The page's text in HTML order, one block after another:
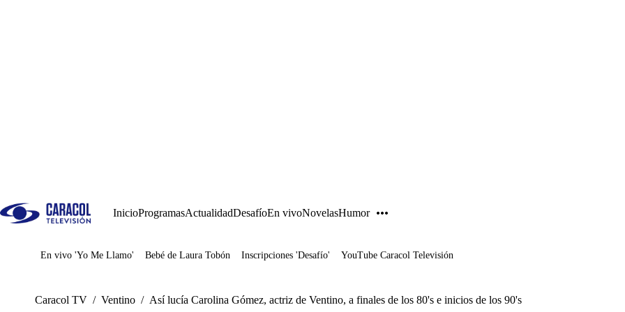
InicioProgramasActualidadDesafíoEn vivoNovelasHumor
Juegos
En vivo 'Yo Me Llamo' Bebé de Laura Tobón Inscripciones 'Desafío' YouTube Caracol Televisión
Caracol TV / Ventino / Así lucía Carolina Gómez, actriz de Ventino, a finales de los 80's e inicios de los 90's